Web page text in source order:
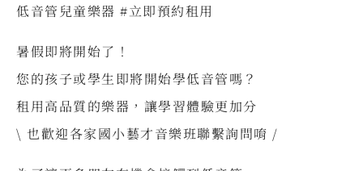
低音管兒童樂器 #立即預約租用
暑假即將開始了！
您的孩子或學生即將開始學低音管嗎？
租用高品質的樂器，讓學習體驗更加分
\ 也歡迎各家國小藝才音樂班聯繫詢問唷 /